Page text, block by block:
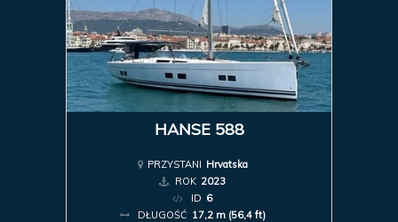
HANSE 588
PRZYSTANI Hrvatska
ROK 2023
ID 6
DŁUGOŚĆ 17,2 m (56,4 ft)